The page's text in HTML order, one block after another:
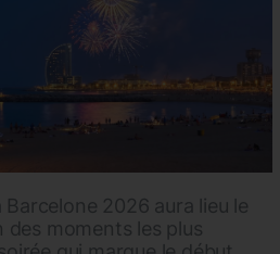
Barcelone 2026 aura lieu le
des moments les plus